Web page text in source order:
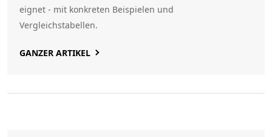
eignet - mit konkreten Beispielen und
Vergleichstabellen.
GANZER ARTIKEL